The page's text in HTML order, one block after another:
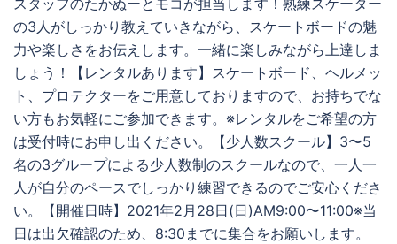
スタッフのたかぬーとモコが担当します！熟練スケーター
の3人がしっかり教えていきながら、スケートボードの魅
力や楽しさをお伝えします。一緒に楽しみながら上達しま
しょう！【レンタルあります】スケートボード、ヘルメッ
ト、プロテクターをご用意しておりますので、お持ちでな
い方もお気軽にご参加できます。※レンタルをご希望の方
は受付時にお申し出ください。【少人数スクール】3〜5
名の3グループによる少人数制のスクールなので、一人一
人が自分のペースでしっかり練習できるのでご安心くださ
い。【開催日時】2021年2月28日(日)AM9:00〜11:00※当
日は出欠確認のため、8:30までに集合をお願いします。